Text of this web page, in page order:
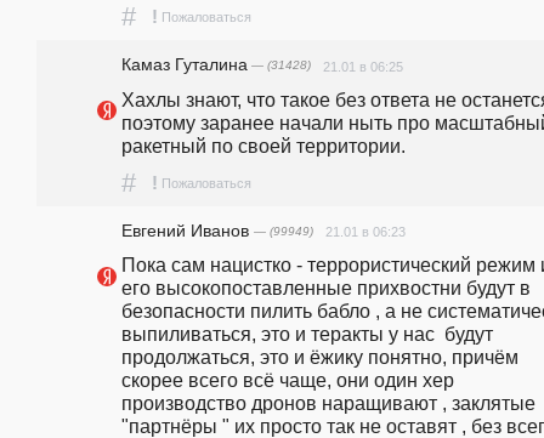
# ! Пожаловаться
Камaз Гутaлина — (31428) 21.01 в 06:25
Хахлы знают, что такое без ответа не
поэтому заранее начали ныть про
ракетный по своей территории.
# ! Пожаловаться
Евгений Иванов — (99949) 21.01 в 06:23
Пока сам нацистко - террористический режим
его высокопоставленные прихвостни будут в
безопасности пилить бабло , а не
выпиливаться, это и теракты у нас  будут
продолжаться, это и ёжику понятно, причём
скорее всего всё чаще, они один хер
производство дронов наращивают , заклятые
"партнёры " их просто так не оставят , без